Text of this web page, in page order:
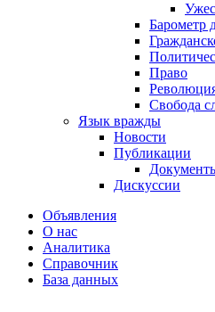
Барометр
Право
Свобода
Язык вражды
Новости
Публикации
Дискуссии
Объявления
О нас
Аналитика
Справочник
База данных